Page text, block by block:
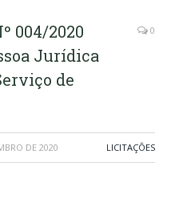
004/2020
Jurídica
de
0
DE 2020 LICITAÇÕES